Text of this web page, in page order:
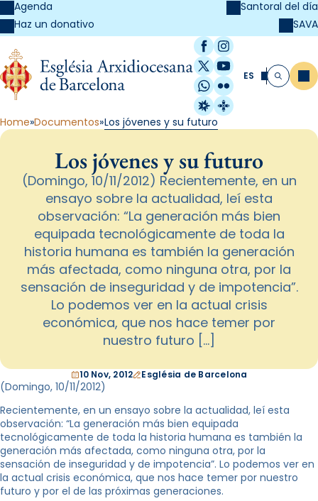
Agenda
Haz un donativo
Santoral del día
SAVA
Facebook
Instagram
X / Twitter
YouTube
WhatsApp
Flickr
Radio Estel
Catalunya
ES Buscar
Home Documentos Los jóvenes y su futuro
Los jóvenes y su futuro
(Domingo, 10/11/2012) Recientemente, en un
ensayo sobre la actualidad, leí esta
observación: “La generación más bien
equipada tecnológicamente de toda la
historia humana es también la generación
más afectada, como ninguna otra, por la
sensación de inseguridad y de impotencia”.
Lo podemos ver en la actual crisis
económica, que nos hace temer por
nuestro futuro […]
10 Nov, 2012 Església de Barcelona
(Domingo, 10/11/2012)
Recientemente, en un ensayo sobre la actualidad, leí esta
observación: “La generación más bien equipada
tecnológicamente de toda la historia humana es también la
generación más afectada, como ninguna otra, por la
sensación de inseguridad y de impotencia”. Lo podemos ver en
la actual crisis económica, que nos hace temer por nuestro
futuro y por el de las próximas generaciones.